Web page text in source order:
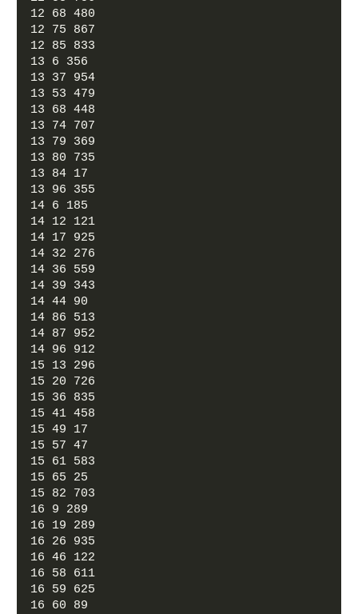
12 68 480
12 75 867
12 85 833
13 6 356
13 37 954
13 53 479
13 68 448
13 74 707
13 79 369
13 80 735
13 84 17
13 96 355
14 6 185
14 12 121
14 17 925
14 32 276
14 36 559
14 39 343
14 44 90
14 86 513
14 87 952
14 96 912
15 13 296
15 20 726
15 36 835
15 41 458
15 49 17
15 57 47
15 61 583
15 65 25
15 82 703
16 9 289
16 19 289
16 26 935
16 46 122
16 58 611
16 59 625
16 60 89